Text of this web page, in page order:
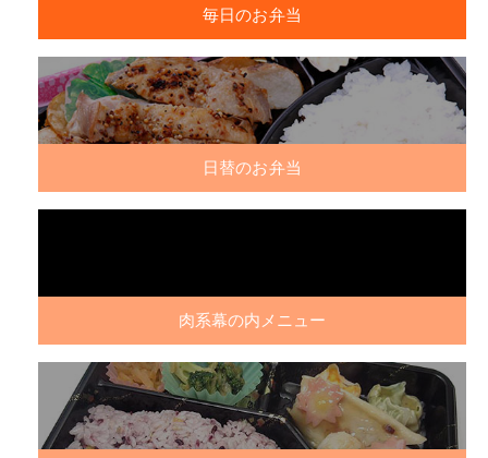
毎日のお弁当
日替のお弁当
肉系幕の内メニュー